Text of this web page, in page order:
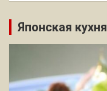
Японская кухня